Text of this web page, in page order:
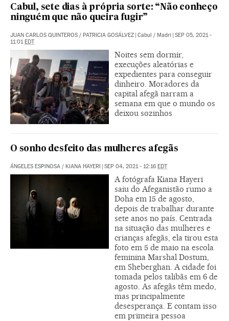
Cabul, sete dias à própria sorte: “Não conheço
ninguém que não queira fugir”
JUAN CARLOS QUINTEROS / PATRICIA GOSÁLVEZ | Cabul / Madri | SEP 05, 2021 -
11:01EDT
Noites sem dormir,
execuções aleatórias e
expedientes para conseguir
dinheiro. Moradores da
capital afegã narram a
semana em que o mundo os
deixou sozinhos
O sonho desfeito das mulheres afegãs
ÁNGELES ESPINOSA / KIANA HAYERI | SEP 04, 2021 - 12:16 EDT
A fotógrafa Kiana Hayeri
saiu do Afeganistão rumo a
Doha em 15 de agosto,
depois de trabalhar durante
sete anos no país. Centrada
na situação das mulheres e
crianças afegãs, ela tirou esta
foto em 5 de maio na escola
feminina Marshal Dostum,
em Sheberghan. A cidade foi
tomada pelos talibãs em 6 de
agosto. As afegãs têm medo,
mas principalmente
desesperança. E contam isso
em primeira pessoa